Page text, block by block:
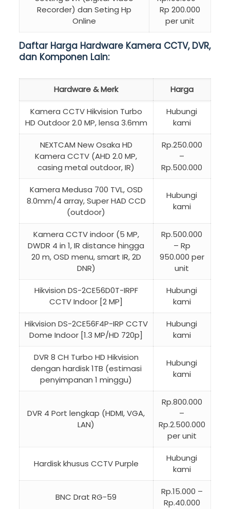
Recorder) dan Seting Hp
Online
Rp 200.000
per unit
Daftar Harga Hardware Kamera CCTV, DVR,
dan Komponen Lain:
Hardware & Merk Harga
Kamera CCTV Hikvision Turbo
HD Outdoor 2.0 MP, lensa 3.6mm
Hubungi
kami
NEXTCAM New Osaka HD
Kamera CCTV (AHD 2.0 MP,
casing metal outdoor, IR)
Rp.250.000
–
Rp.500.000
Kamera Medusa 700 TVL, OSD
8.0mm/4 array, Super HAD CCD
(outdoor)
Hubungi
kami
Kamera CCTV indoor (5 MP,
DWDR 4 in 1, IR distance hingga
20 m, OSD menu, smart IR, 2D
DNR)
Rp.500.000
– Rp
950.000 per
unit
Hikvision DS-2CE56D0T-IRPF
CCTV Indoor [2 MP]
Hubungi
kami
Hikvision DS-2CE56F4P-IRP CCTV
Dome Indoor [1.3 MP/HD 720p]
Hubungi
kami
DVR 8 CH Turbo HD Hikvision
dengan hardisk 1TB (estimasi
penyimpanan 1 minggu)
Hubungi
kami
DVR 4 Port lengkap (HDMI, VGA,
LAN)
Rp.800.000
–
Rp.2.500.000
per unit
Hardisk khusus CCTV Purple
Hubungi
kami
BNC Drat RG-59
Rp.15.000 –
Rp.40.000